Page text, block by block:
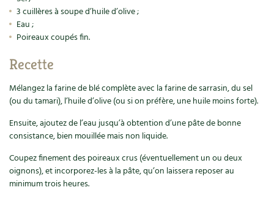
Cuisine saine
Techniques, conservation, organisation
Agenda, calendrier
Le magazine
Cartes cadeau
Séjourner en Trièves
Nous contacter
Outils et ustensiles du jardin
Biodiversité
Ravageurs et maladies au jardin
Petit élevage
Alimentation et nutrition
Les chroniques de Marie
Forums
Jardin bio
Habitat écologique
Cuisine saine
Société et alternatives
3 cuillères à soupe d’huile d’olive ;
Eau ;
Poireaux coupés fin.
Recette
Mélangez la farine de blé complète avec la farine de sarrasin, du sel
(ou du tamari), l’huile d’olive (ou si on préfère, une huile moins forte).
Ensuite, ajoutez de l’eau jusqu’à obtention d’une pâte de bonne
consistance, bien mouillée mais non liquide.
Coupez finement des poireaux crus (éventuellement un ou deux
oignons), et incorporez-les à la pâte, qu’on laissera reposer au
minimum trois heures.